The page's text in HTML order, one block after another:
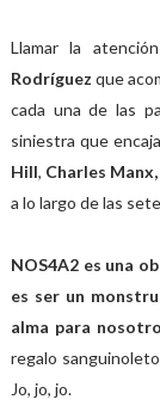
Llamar la
Rodríguezque
cada una de las
siniestra que
Hill, Charles
a lo largo de las
NOS4A2 es una
es ser un
alma para
regalo
Jo, jo, jo.